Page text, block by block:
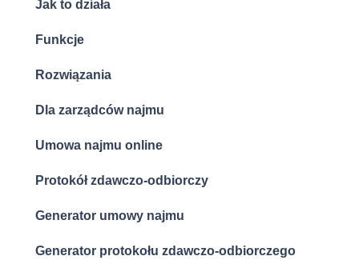
Jak to działa
Funkcje
Rozwiązania
Dla zarządców najmu
Umowa najmu online
Protokół zdawczo-odbiorczy
Generator umowy najmu
Generator protokołu zdawczo-odbiorczego